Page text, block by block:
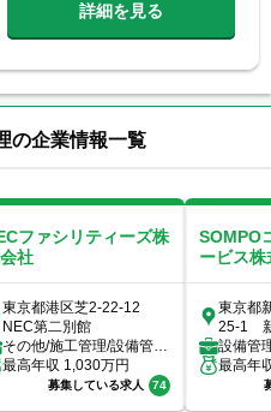
詳細を見る
の企業情報一覧
ファシリティーズ株
社
東京都港区芝2-22-12
NEC第二別館
その他/施工管理/設備管
理/ビルメンテナンス（ビ
ルメン）/...
最高年収 1,030万円
募集している求人 74
SOMPO
ービス株
東京都
25-1
41階
設備管
ス（ビ
最高年